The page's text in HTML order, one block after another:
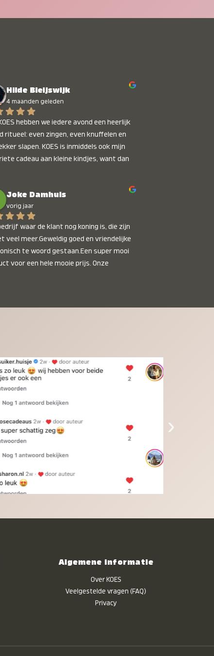
Hilde Bleijswijk
4 maanden geleden
hebben we iedere avond een heerlijk
ritueel: even zingen, even knuffelen en
slapen. KOES is inmiddels ook mijn
cadeau aan kleine kindjes, want dan
:)
Joke Damhuis
vorig jaar
waar de klant nog koning is, die zijn
veel meer.Geweldig goed en vriendelijke
te woord gestaan.Een super mooi
voor een hele mooie prijs. Onze
gewoon doen, het is het waard.
›
Algemene informatie
Over KOES
Veelgestelde vragen (FAQ)
Privacy